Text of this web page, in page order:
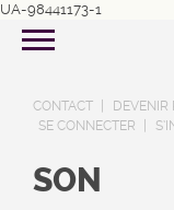
UA-98441173-1
CONTACT DEVENIR
SE CONNECTER
SON